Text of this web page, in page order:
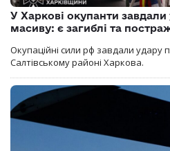
У Харкові окупанти
масиву: є загиблі та
Окупаційні сили рф завдали удару
Салтівському районі Харкова.